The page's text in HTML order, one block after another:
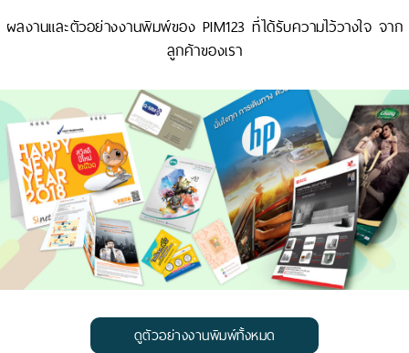
ผลงานและตัวอย่างงานพิมพ์ของ PIM123 ที่ได้รับความไว้วางใจ จาก
ลูกค้าของเรา
ดูตัวอย่างงานพิมพ์ทั้งหมด